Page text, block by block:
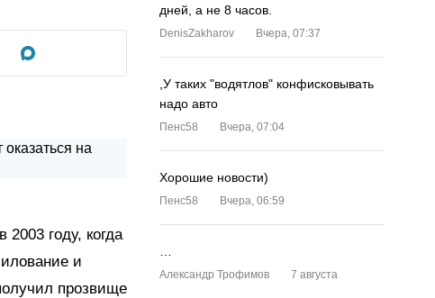
году, когда
и
прозвище
дней, а не 8 часов.
DenisZakharov Вчера, 07:37
,У таких "водятлов" конфисковывать
надо авто
Пенс58 Вчера, 07:04
Хорошие новости)
Пенс58 Вчера, 06:59
Александр Трофимов 7 августа